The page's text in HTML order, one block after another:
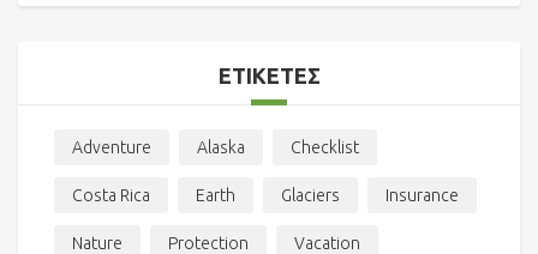
ΕΤΙΚΈΤΕΣ
Adventure Alaska Checklist
Costa Rica Earth Glaciers Insurance
Nature Protection Vacation